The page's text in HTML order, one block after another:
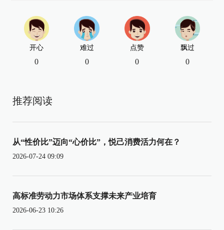
开心
0
难过
0
点赞
0
飘过
0
推荐阅读
从“性价比”迈向“心价比”，悦己消费活力何在？
2026-07-24 09:09
高标准劳动力市场体系支撑未来产业培育
2026-06-23 10:26